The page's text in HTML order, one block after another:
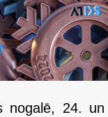
nogalē, 24.